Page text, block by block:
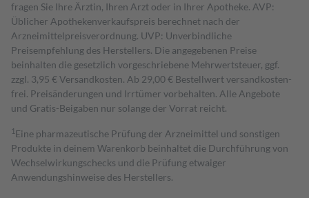
fragen Sie Ihre Ärztin, Ihren Arzt oder in Ihrer Apotheke. AVP:
Üblicher Apothekenverkaufspreis berechnet nach der
Arzneimittelpreisverordnung. UVP: Unverbindliche
Preisempfehlung des Herstellers. Die angegebenen Preise
beinhalten die gesetzlich vorgeschriebene Mehrwertsteuer, ggf.
zzgl. 3,95 € Versandkosten. Ab 29,00 € Bestell­wert versand­kosten­
frei. Preisänderungen und Irrtümer vorbehalten. Alle Angebote
und Gratis-Beigaben nur solange der Vorrat reicht.
1 Eine pharmazeutische Prüfung der Arzneimittel und sonstigen
Produkte in deinem Warenkorb beinhaltet die Durchführung von
Wechselwirkungschecks und die Prüfung etwaiger
Anwendungshinweise des Herstellers.